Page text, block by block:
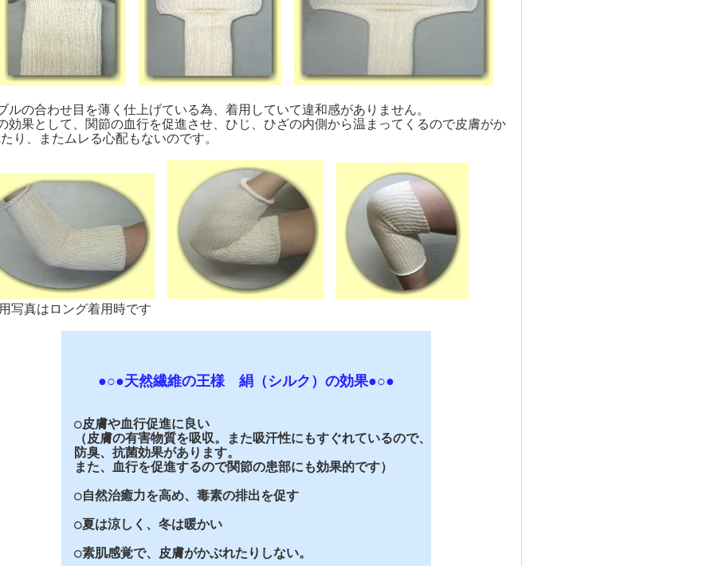
ルの合わせ目を薄く仕上げている為、着用していて違和感がありません。
効果として、関節の血行を促進させ、ひじ、ひざの内側から温まってくるので皮膚がか
り、またムレる心配もないのです。
写真はロング着用時です
●○●天然繊維の王様 絹（シルク）の効果●○●
○皮膚や血行促進に良い
（皮膚の有害物質を吸収。また吸汗性にもすぐれているので、
防臭、抗菌効果があります。
また、血行を促進するので関節の患部にも効果的です）
○自然治癒力を高め、毒素の排出を促す
○夏は涼しく、冬は暖かい
○素肌感覚で、皮膚がかぶれたりしない。